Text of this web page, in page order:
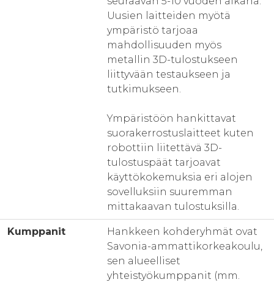
Uusien laitteiden myötä
ympäristö tarjoaa
mahdollisuuden myös
metallin 3D-tulostukseen
liittyvään testaukseen ja
tutkimukseen.
Ympäristöön hankittavat
suorakerrostuslaitteet kuten
robottiin liitettävä 3D-
tulostuspäät tarjoavat
käyttökokemuksia eri alojen
sovelluksiin suuremman
mittakaavan tulostuksilla.
Kumppanit
Hankkeen kohderyhmät ovat
Savonia-ammattikorkeakoulu,
sen alueelliset
yhteistyökumppanit (mm.